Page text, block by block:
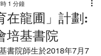
在龍圃」計劃:
培基書院
1 分鐘
書院師生於2018年7月7